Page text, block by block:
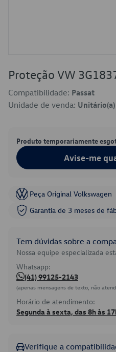
Proteção VW
Compatibilidade: Passat
Unidade de venda: Unitário(a)
Produto temporariamente
Avise-me
Peça Original Volkswagen
Garantia de 3 meses de
Tem dúvidas sobre a
Nossa equipe especializada
Whatsapp:
(41) 99125-2143
(apenas mensagens de texto, não
Horário de atendimento:
Segunda à sexta, das 8h às
Verifique a